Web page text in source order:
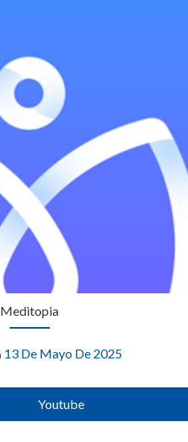
Meditopia
13 De Mayo De 2025
Youtube